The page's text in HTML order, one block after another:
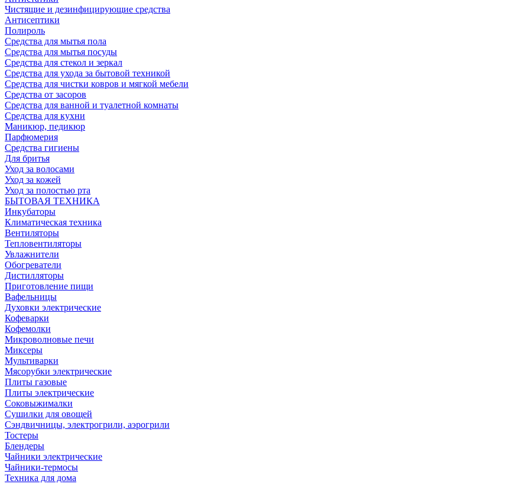
Чистящие и дезинфицирующие средства
Антисептики
Полироль
Средства для мытья пола
Средства для мытья посуды
Средства для стекол и зеркал
Средства для ухода за бытовой техникой
Средства для чистки ковров и мягкой мебели
Средства от засоров
Средства для ванной и туалетной комнаты
Средства для кухни
Маникюр, педикюр
Парфюмерия
Средства гигиены
Для бритья
Уход за волосами
Уход за кожей
Уход за полостью рта
БЫТОВАЯ ТЕХНИКА
Инкубаторы
Климатическая техника
Вентиляторы
Тепловентиляторы
Увлажнители
Обогреватели
Дистилляторы
Приготовление пищи
Вафельницы
Духовки электрические
Кофеварки
Кофемолки
Микроволновые печи
Миксеры
Мультиварки
Мясорубки электрические
Плиты газовые
Плиты электрические
Соковыжималки
Сушилки для овощей
Сэндвичницы, электрогрили, аэрогрили
Тостеры
Блендеры
Чайники электрические
Чайники-термосы
Техника для дома